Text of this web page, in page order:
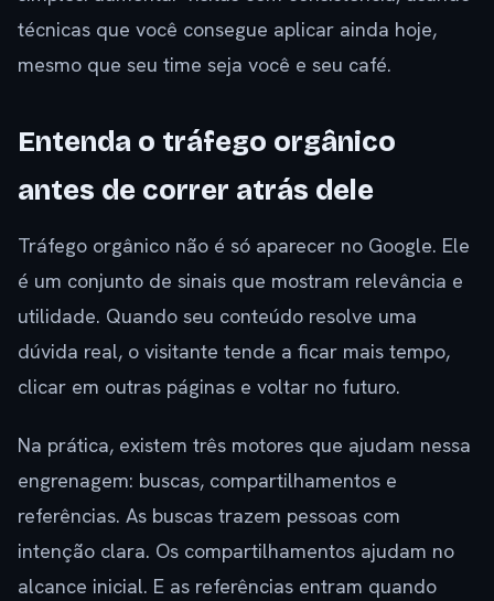
técnicas que você consegue aplicar ainda hoje,
mesmo que seu time seja você e seu café.
Entenda o tráfego orgânico
antes de correr atrás dele
Tráfego orgânico não é só aparecer no Google. Ele
é um conjunto de sinais que mostram relevância e
utilidade. Quando seu conteúdo resolve uma
dúvida real, o visitante tende a ficar mais tempo,
clicar em outras páginas e voltar no futuro.
Na prática, existem três motores que ajudam nessa
engrenagem: buscas, compartilhamentos e
referências. As buscas trazem pessoas com
intenção clara. Os compartilhamentos ajudam no
alcance inicial. E as referências entram quando